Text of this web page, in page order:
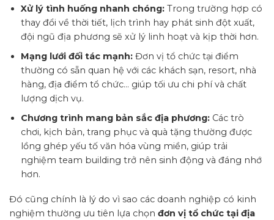
Xử lý tình huống nhanh chóng:Trong trường hợp có
thay đổi về thời tiết, lịch trình hay phát sinh đột xuất,
đội ngũ địa phương sẽ xử lý linh hoạt và kịp thời hơn.
Mạng lưới đối tác mạnh:Đơn vị tổ chức tại điểm
thường có sẵn quan hệ với các khách sạn, resort, nhà
hàng, địa điểm tổ chức… giúp tối ưu chi phí và chất
lượng dịch vụ.
Chương trình mang bản sắc địa phương:Các trò
chơi, kịch bản, trang phục và quà tặng thường được
lồng ghép yếu tố văn hóa vùng miền, giúp trải
nghiệm team building trở nên sinh động và đáng nhớ
hơn.
Đó cũng chính là lý do vì sao các doanh nghiệp có kinh
nghiệm thường ưu tiên lựa chọn đơn vị tổ chức tại địa